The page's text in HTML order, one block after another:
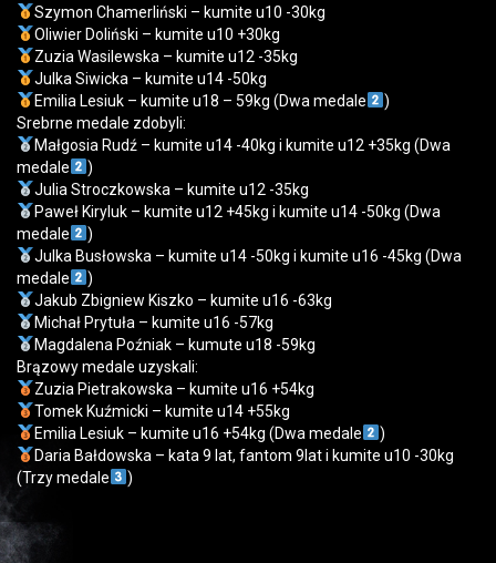
Szymon Chamerliński – kumite u10 -30kg
Oliwier Doliński – kumite u10 +30kg
Zuzia Wasilewska – kumite u12 -35kg
Julka Siwicka – kumite u14 -50kg
Emilia Lesiuk – kumite u18 – 59kg (Dwa medale
)
Srebrne medale zdobyli:
Małgosia Rudź – kumite u14 -40kg i kumite u12 +35kg (Dwa
medale
)
Julia Stroczkowska – kumite u12 -35kg
Paweł Kiryluk – kumite u12 +45kg i kumite u14 -50kg (Dwa
medale
)
Julka Busłowska – kumite u14 -50kg i kumite u16 -45kg (Dwa
medale
)
Jakub Zbigniew Kiszko – kumite u16 -63kg
Michał Prytuła – kumite u16 -57kg
Magdalena Poźniak – kumute u18 -59kg
Brązowy medale uzyskali:
Zuzia Pietrakowska – kumite u16 +54kg
Tomek Kuźmicki – kumite u14 +55kg
Emilia Lesiuk – kumite u16 +54kg (Dwa medale
)
Daria Bałdowska – kata 9 lat, fantom 9lat i kumite u10 -30kg
(Trzy medale
)